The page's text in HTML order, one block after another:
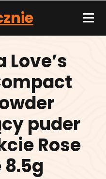
Love’s
puder
Rose
8.5g